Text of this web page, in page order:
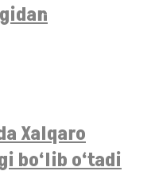
Xalqaro
bo‘lib o‘tadi